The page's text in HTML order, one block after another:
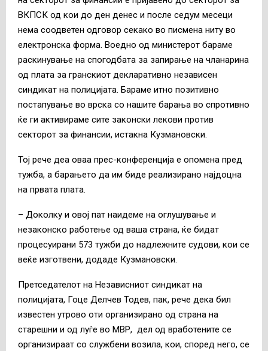
ВКПСК од кои до ден денес и после седум месеци
нема соодветен одговор секако во писмена ниту во
електронска форма. Воедно од министерот бараме
раскинување на спогодбата за запирање на чланарина
од плата за гранскиот декларативно независен
синдикат на полицијата. Бараме итно позитивно
постапување во врска со нашите барања во спротивно
ќе ги активираме сите законски лекови против
секторот за финансии, истакна Кузмановски.
Тој рече деа оваа прес-конференција е опомена пред
тужба, а барањето да им биде реализирано најдоцна
на првата плата.
– Доколку и овој пат наидеме на оглушување и
незаконско работење од ваша страна, ќе бидат
процесуирани 573 тужби до надлежните судови, кои се
веќе изготвени, додаде Кузмановски.
Претседателот на Независниот синдикат на
полицијата, Гоце Делчев Тодев, пак, рече дека бил
известен утрово оти организирано од страна на
старешни и од луѓе во МВР, дел од вработените се
организираат со службени возила, кои, според него, се